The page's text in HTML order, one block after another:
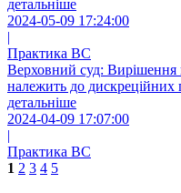
детальніше
2024-05-09 17:24:00
|
Практика ВС
Верховний суд:
належить до дискреційних
детальніше
2024-04-09 17:07:00
|
Практика ВС
1 2 3 4 5